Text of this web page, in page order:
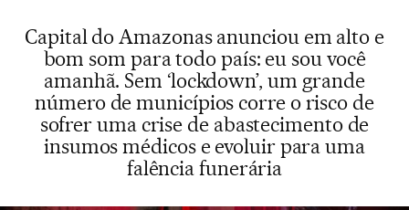
Capital do Amazonas anunciou em alto e
bom som para todo país: eu sou você
amanhã. Sem ‘lockdown’, um grande
número de municípios corre o risco de
sofrer uma crise de abastecimento de
insumos médicos e evoluir para uma
falência funerária